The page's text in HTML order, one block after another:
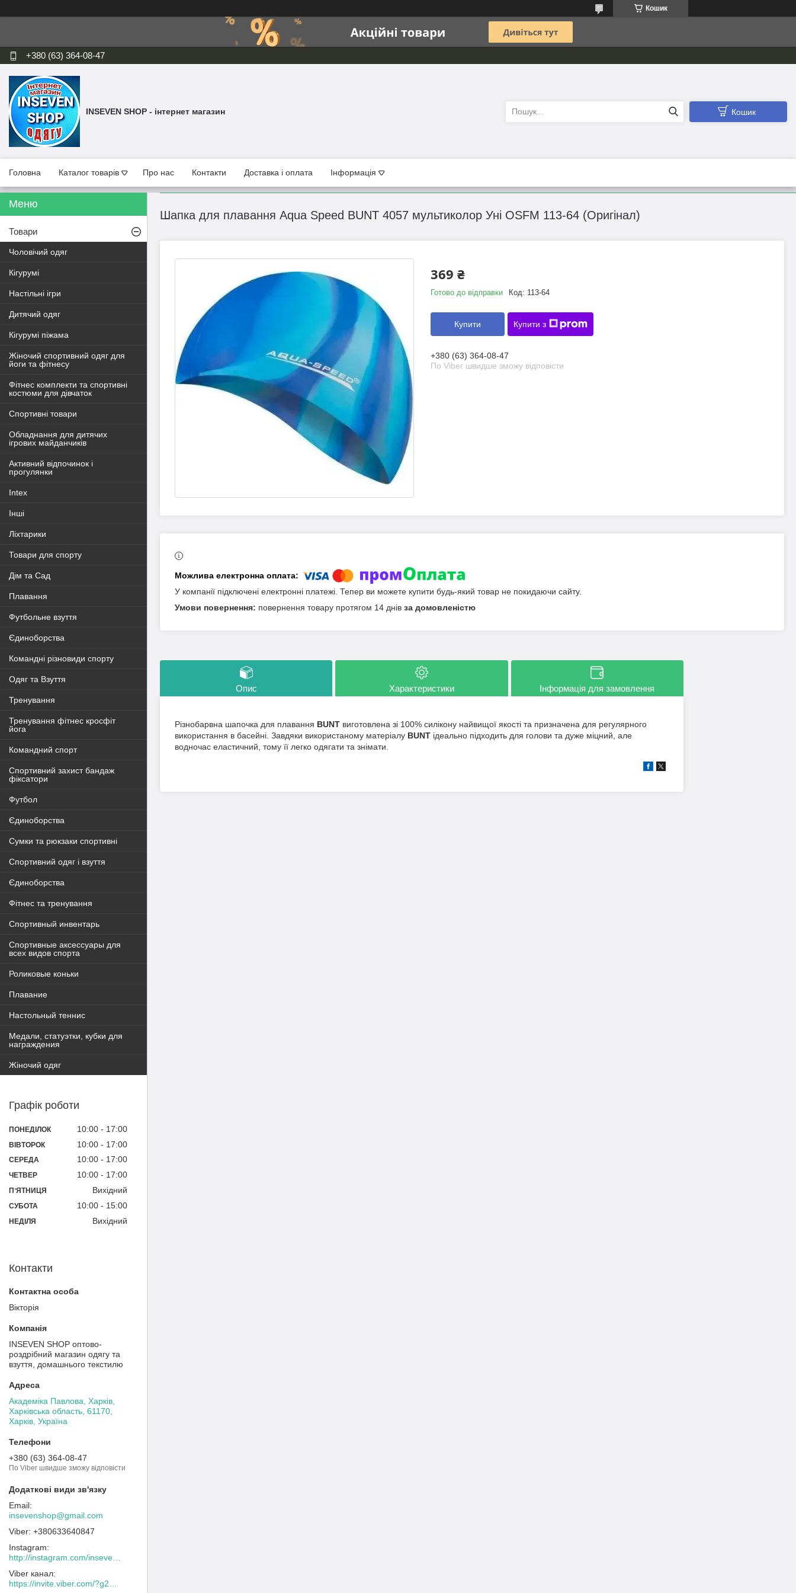
Кошик
+380 (63) 364-08-47
INSEVEN SHOP - інтернет магазин Кошик
Головна Каталог товарів Про нас Контакти Доставка і оплата Інформація
Шапка для плавання Aqua Speed BUNT 4057 мультиколор Уні OSFM 113-64 (Оригінал)
369 ₴
Готово до відправки Код: 113-64
Купити Купити з
+380 (63) 364-08-47
По Viber швидше зможу відповісти
У компанії підключені електронні платежі. Тепер ви можете купити будь-який товар не покидаючи сайту.
повернення товару протягом 14 днів за домовленістю
Опис Характеристики Інформація для замовлення
Різнобарвна шапочка для плавання BUNT виготовлена зі 100% силікону найвищої якості та призначена для регулярного
використання в басейні. Завдяки використаному матеріалу BUNT ідеально підходить для голови та дуже міцний, але
водночас еластичний, тому її легко одягати та знімати.
Товари
Чоловічий одяг
Кігурумі
Настільні ігри
Дитячий одяг
Кігурумі піжама
Жіночий спортивний одяг для
йоги та фітнесу
Фітнес комплекти та спортивні
костюми для дівчаток
Спортивні товари
Обладнання для дитячих
ігрових майданчиків
Активний відпочинок і
прогулянки
Intex
Інші
Ліхтарики
Товари для спорту
Дім та Сад
Плавання
Футбольне взуття
Єдиноборства
Командні різновиди спорту
Одяг та Взуття
Тренування
Тренування фітнес кросфіт
йога
Командний спорт
Спортивний захист бандаж
фіксатори
Футбол
Єдиноборства
Сумки та рюкзаки спортивні
Спортивний одяг і взуття
Єдиноборства
Фітнес та тренування
Спортивный инвентарь
Спортивные аксессуары для
всех видов спорта
Роликовые коньки
Плавание
Настольный теннис
Медали, статуэтки, кубки для
награждения
Жіночий одяг
Графік роботи
ПОНЕДІЛОК 10:00 17:00
ВІВТОРОК 10:00 17:00
СЕРЕДА 10:00 17:00
ЧЕТВЕР 10:00 17:00
ПʼЯТНИЦЯ Вихідний
СУБОТА 10:00 15:00
НЕДІЛЯ Вихідний
Контакти
Вікторія
INSEVEN SHOP оптово-
роздрібний магазин одягу та
взуття, домашнього текстилю
Академіка Павлова, Харків,
Харківська область, 61170,
Харків, Україна
+380 (63) 364-08-47
По Viber швидше зможу відповісти
insevenshop@gmail.com
+380633640847
Instagram
Viber канал